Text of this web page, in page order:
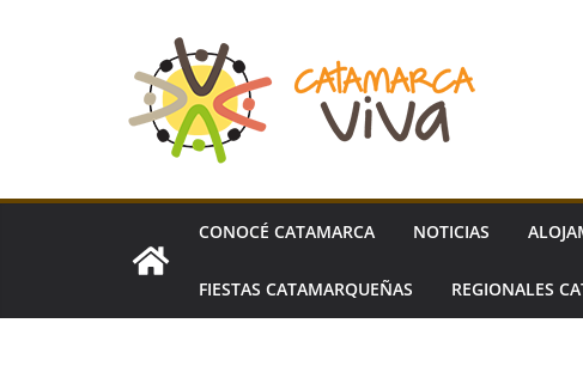
CONOCÉ CATAMARCA NOTICIAS
FIESTAS CATAMARQUEÑAS REGIONALES